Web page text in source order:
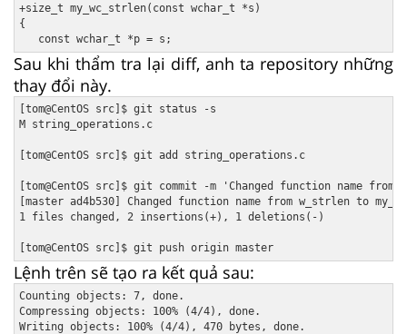
+size_t my_wc_strlen(const wchar_t *s)
{
Sau khi thẩm tra lại diff, anh ta repository những
thay đổi này.
[tom@CentOS src]$ git status -s
M string_operations.c
[tom@CentOS src]$ git add string_operations.c
[tom@CentOS src]$ git commit -m 'Changed function name
[master ad4b530] Changed function name from w_strlen to
1 files changed, 2 insertions(+), 1 deletions(-)
Lệnh trên sẽ tạo ra kết quả sau:
Counting objects: 7, done.
Compressing objects: 100% (4/4), done.
Writing objects: 100% (4/4), 470 bytes, done.